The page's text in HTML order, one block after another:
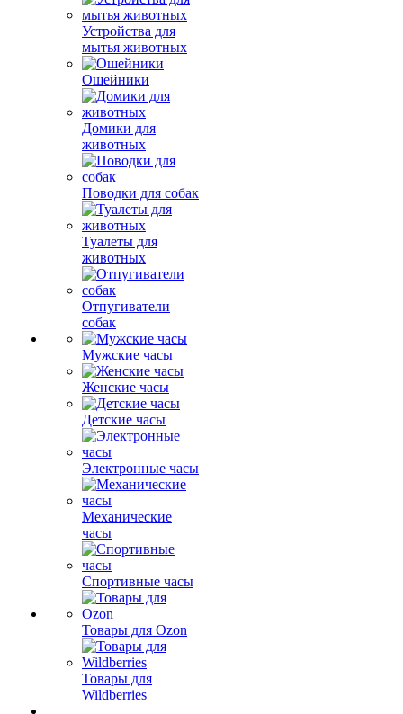
Устройства для
мытья животных
Ошейники
Домики для
животных
Поводки для собак
Туалеты для
животных
Отпугиватели
собак
Мужские часы
Женские часы
Детские часы
Электронные часы
Механические
часы
Спортивные часы
Товары для Ozon
Товары для
Wildberries